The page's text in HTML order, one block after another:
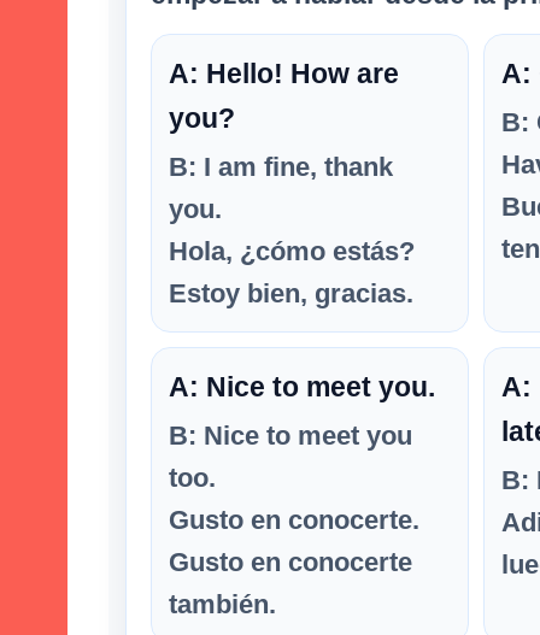
A: Hello! How are
you?
B: I am fine, thank
you.
Hola, ¿cómo estás?
Estoy bien, gracias.
A:
B:
A: Nice to meet you.
B: Nice to meet you
too.
Gusto en conocerte.
Gusto en conocerte
también.
A:
B: